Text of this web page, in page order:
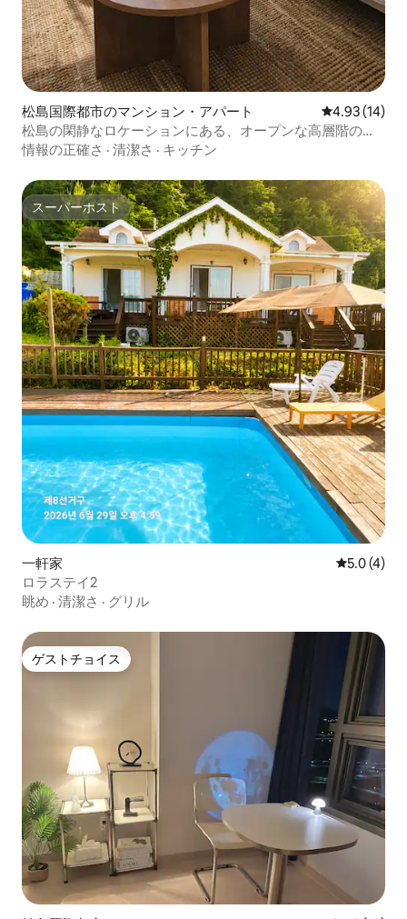
松島国際都市のマンション・アパート レビュー14
4.93 (14)
松島の閑静なロケーションにある、オープンな高層階の眺
望が魅力の宿泊先。月光公園の眺望。長期滞在割引。
情報の正確さ · 清潔さ · キッチン
スーパーホスト
スーパーホスト
一軒家 レビュー4
5.0 (4)
ロラステイ2
眺め · 清潔さ · グリル
ゲストチョイス
ゲストチョイス